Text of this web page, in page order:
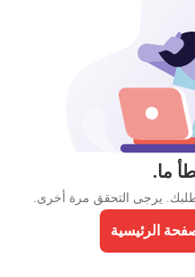
ما.
طلبك. يرجى التحقق مرة أخرى.
الرئيسية